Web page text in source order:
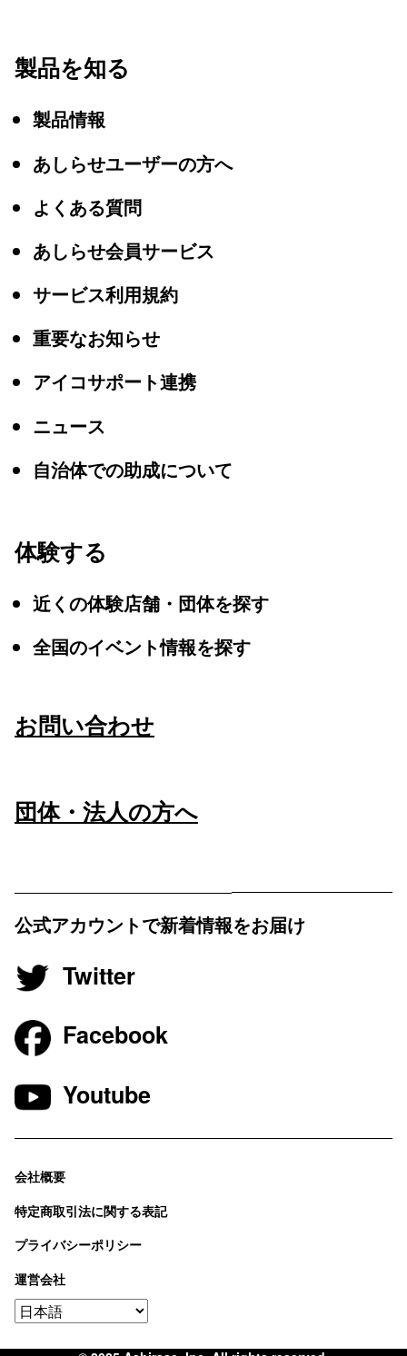
製品を知る
製品情報
あしらせユーザーの方へ
よくある質問
あしらせ会員サービス
サービス利用規約
重要なお知らせ
アイコサポート連携
ニュース
自治体での助成について
体験する
近くの体験店舗・団体を探す
全国のイベント情報を探す
お問い合わせ
団体・法人の方へ
公式アカウントで新着情報をお届け
Twitter
Facebook
Youtube
会社概要
特定商取引法に関する表記
プライバシーポリシー
運営会社